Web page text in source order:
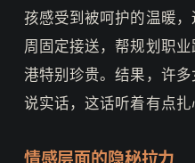
孩感受到被呵护的温暖
周固定接送，帮规划职
港特别珍贵。结果，许多
说实话，这话听着有点扎
情感层面的隐秘拉力